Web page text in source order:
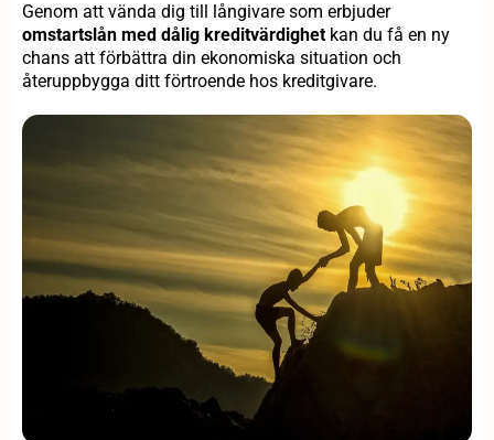
Genom att vända dig till långivare som erbjuder
omstartslån med dålig kreditvärdighet kan du få en ny
chans att förbättra din ekonomiska situation och
återuppbygga ditt förtroende hos kreditgivare.